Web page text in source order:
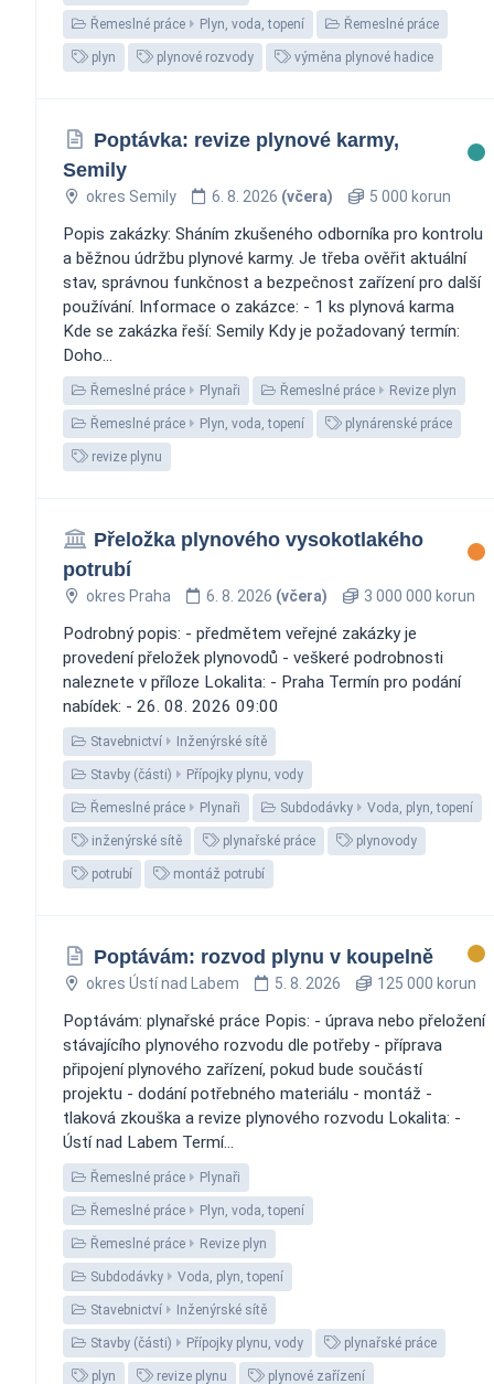
Řemeslné práce Plyn, voda, topení Řemeslné práce
plyn plynové rozvody výměna plynové hadice
Poptávka: revize plynové karmy,
Semily
okres Semily 6. 8. 2026 (včera) 5 000 korun
Popis zakázky: Sháním zkušeného odborníka pro kontrolu
a běžnou údržbu plynové karmy. Je třeba ověřit aktuální
stav, správnou funkčnost a bezpečnost zařízení pro další
používání. Informace o zakázce: - 1 ks plynová karma
Kde se zakázka řeší: Semily Kdy je požadovaný termín:
Doho...
Řemeslné práce Plynaři Řemeslné práce Revize plyn
Řemeslné práce Plyn, voda, topení plynárenské práce
revize plynu
Přeložka plynového vysokotlakého
potrubí
okres Praha 6. 8. 2026 (včera) 3 000 000 korun
Podrobný popis: - předmětem veřejné zakázky je
provedení přeložek plynovodů - veškeré podrobnosti
naleznete v příloze Lokalita: - Praha Termín pro podání
nabídek: - 26. 08. 2026 09:00
Stavebnictví Inženýrské sítě
Stavby (části) Přípojky plynu, vody
Řemeslné práce Plynaři Subdodávky Voda, plyn, topení
inženýrské sítě plynařské práce plynovody
potrubí montáž potrubí
Poptávám: rozvod plynu v koupelně
okres Ústí nad Labem 5. 8. 2026 125 000 korun
Poptávám: plynařské práce Popis: - úprava nebo přeložení
stávajícího plynového rozvodu dle potřeby - příprava
připojení plynového zařízení, pokud bude součástí
projektu - dodání potřebného materiálu - montáž -
tlaková zkouška a revize plynového rozvodu Lokalita: -
Ústí nad Labem Termí...
Řemeslné práce Plynaři
Řemeslné práce Plyn, voda, topení
Řemeslné práce Revize plyn
Subdodávky Voda, plyn, topení
Stavebnictví Inženýrské sítě
Stavby (části) Přípojky plynu, vody plynařské práce
plyn revize plynu plynové zařízení